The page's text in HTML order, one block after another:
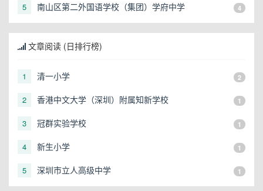
5 南山区第二外国语学校（集团）学府中学 4
文章阅读 (日排行榜)
1 清一小学 2
2 香港中文大学（深圳）附属知新学校 1
3 冠群实验学校 1
4 新生小学 1
5 深圳市立人高级中学 1